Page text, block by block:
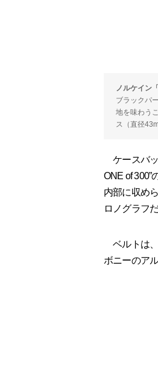
ノルケイン
ブラックパ
地を味わう
ス（直径
ケースバッ
ONE of
内部に収め
ロノグラフだ
ベルトは、
ボニーのア